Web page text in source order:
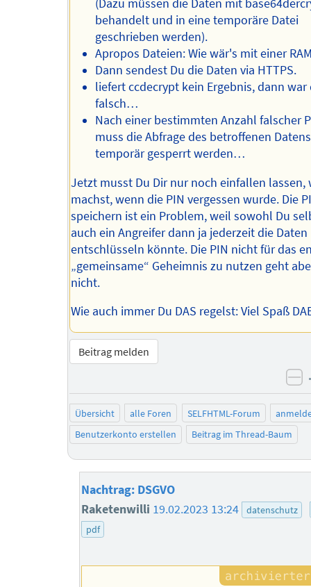
(Dazu müssen die Daten mit
behandelt und in eine temporäre Datei
geschrieben werden).
Apropos Dateien: Wie wär's mit einer
Dann sendest Du die Daten via HTTPS.
liefert ccdecrypt kein Ergebnis, dann war
falsch…
Nach einer bestimmten Anzahl falscher
muss die Abfrage des betroffenen
temporär gesperrt werden…
Jetzt musst Du Dir nur noch einfallen lassen,
machst, wenn die PIN vergessen wurde. Die
speichern ist ein Problem, weil sowohl Du
auch ein Angreifer dann ja jederzeit die Daten
entschlüsseln könnte. Die PIN nicht für das
„gemeinsame“ Geheimnis zu nutzen geht
nicht.
Wie auch immer Du DAS regelst: Viel Spaß
Beitrag melden
Übersicht alle Foren SELFHTML-Forum
Benutzerkonto erstellen
Beitrag im Thread-Baum
Nachtrag: DSGVO
Raketenwilli 19.02.2023 13:24
datenschutz
pdf